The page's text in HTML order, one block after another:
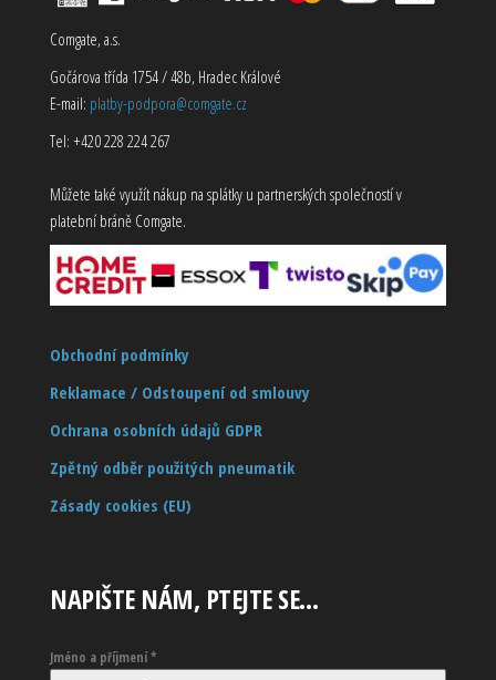
Comgate, a.s.
Gočárova třída 1754 / 48b, Hradec Králové
E-mail: platby-podpora@comgate.cz
Tel: +420 228 224 267
Můžete také využít nákup na splátky u partnerských společností v
platební bráně Comgate.
Obchodní podmínky
Reklamace / Odstoupení od smlouvy
Ochrana osobních údajů GDPR
Zpětný odběr použitých pneumatik
Zásady cookies (EU)
NAPIŠTE NÁM, PTEJTE SE…
Jméno a příjmení*